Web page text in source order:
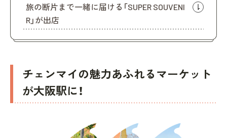
旅の断片まで一緒に届ける「SUPER SOUVENI
R」が出店
チェンマイの魅力あふれるマーケット
が大阪駅に！